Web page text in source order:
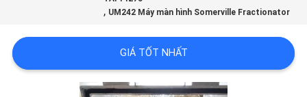
LIÊN
, UM242 Máy màn hình Somerville Fractionator
GIÁ TỐT NHẤT